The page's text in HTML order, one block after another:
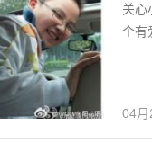
关心
个有
04月